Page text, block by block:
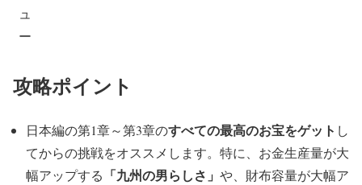
ュ
ー
攻略ポイント
日本編の第1章～第3章のすべての最高のお宝をゲット し
てからの挑戦をオススメします。特に、お金生産量が大
幅アップする 「九州の男らしさ」 や、財布容量が大幅ア